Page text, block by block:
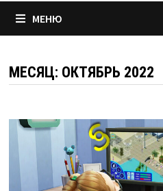
МЕНЮ
МЕСЯЦ: ОКТЯБРЬ 2022